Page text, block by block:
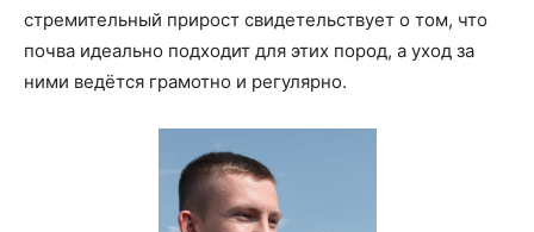
стремительный прирост свидетельствует о том, что
почва идеально подходит для этих пород, а уход за
ними ведётся грамотно и регулярно.